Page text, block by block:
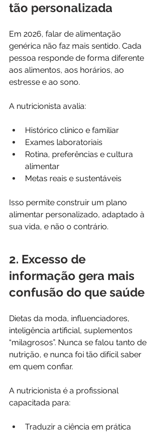
tão personalizada
Em 2026, falar de alimentação
genérica não faz mais sentido. Cada
pessoa responde de forma diferente
aos alimentos, aos horários, ao
estresse e ao sono.
A nutricionista avalia:
Histórico clínico e familiar
Exames laboratoriais
Rotina, preferências e cultura
alimentar
Metas reais e sustentáveis
Isso permite construir um plano
alimentar personalizado, adaptado à
sua vida, e não o contrário.
2. Excesso de
informação gera mais
confusão do que saúde
Dietas da moda, influenciadores,
inteligência artificial, suplementos
“milagrosos”. Nunca se falou tanto de
nutrição, e nunca foi tão difícil saber
em quem confiar.
A nutricionista é a profissional
capacitada para:
Traduzir a ciência em prática